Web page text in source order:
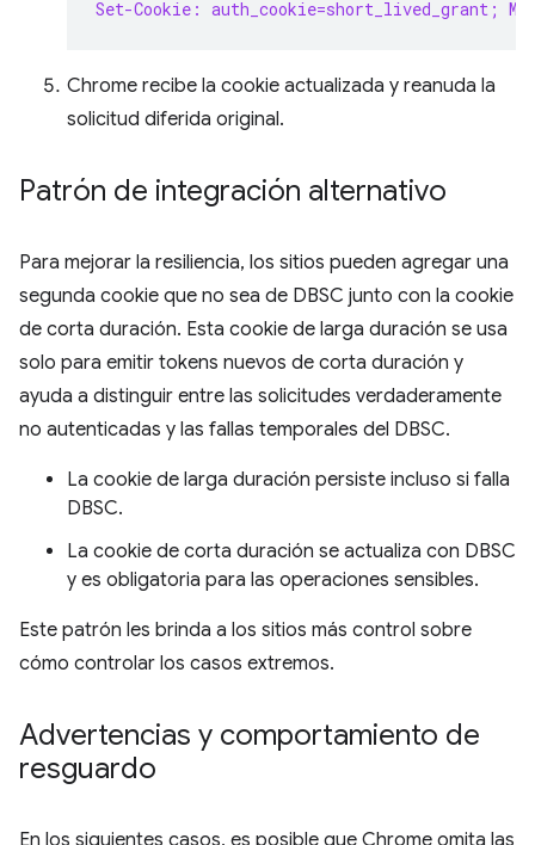
Set-Cookie: auth_cookie=short_lived_grant;
Chrome recibe la cookie actualizada y reanuda la
solicitud diferida original.
Patrón de integración alternativo
Para mejorar la resiliencia, los sitios pueden agregar una
segunda cookie que no sea de DBSC junto con la cookie
de corta duración. Esta cookie de larga duración se usa
solo para emitir tokens nuevos de corta duración y
ayuda a distinguir entre las solicitudes verdaderamente
no autenticadas y las fallas temporales del DBSC.
La cookie de larga duración persiste incluso si falla
DBSC.
La cookie de corta duración se actualiza con DBSC
y es obligatoria para las operaciones sensibles.
Este patrón les brinda a los sitios más control sobre
cómo controlar los casos extremos.
Advertencias y comportamiento de
resguardo
En los siguientes casos, es posible que Chrome omita las